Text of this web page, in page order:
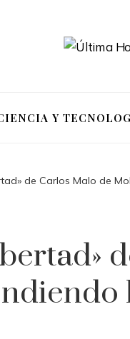
Y
de Carlos Malo de